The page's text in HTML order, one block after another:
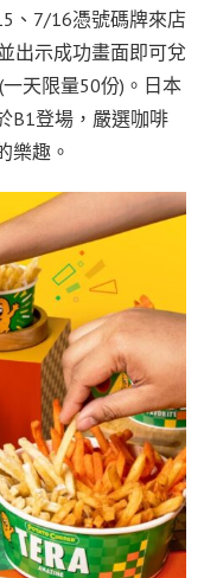
、7/16憑號碼牌來店
出示成功畫面即可兌
天限量50份)。日本
B1登場，嚴選咖啡
樂趣。